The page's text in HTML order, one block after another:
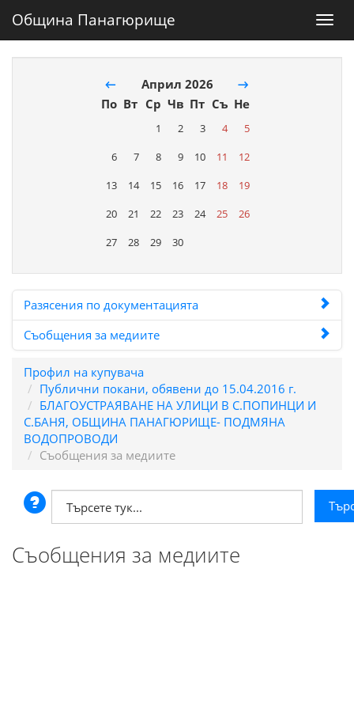
Община Панагюрище
← Април 2026
→
По Вт Ср Чв Пт Съ Не
1 2 3 4
5
6
7 8 9 10 11
12
13
14 15 16 17 18
19
20
21 22 23 24 25
26
27
28 29 30
Разясения по документацията
Съобщения за медиите
Профил на купувача
Публични покани, обявени до 15.04.2016 г.
БЛАГОУСТРАЯВАНЕ НА УЛИЦИ В С.ПОПИНЦИ И
С.БАНЯ, ОБЩИНА ПАНАГЮРИЩЕ- ПОДМЯНА
ВОДОПРОВОДИ
Съобщения за медиите
Съобщения за медиите